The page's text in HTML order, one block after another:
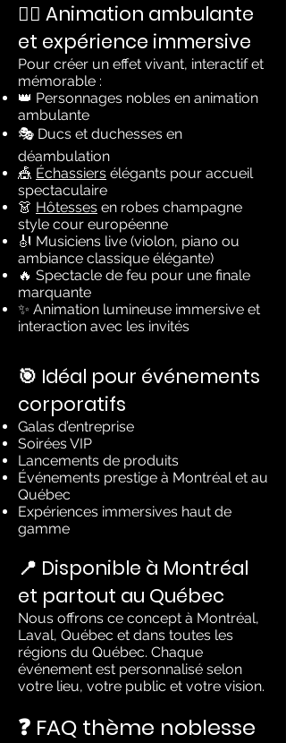
🚶‍♂️ Animation ambulante
et expérience immersive
Pour créer un effet vivant, interactif et
mémorable :
👑 Personnages nobles en animation
ambulante
🎭 Ducs et duchesses en
déambulation
🎪 Échassiers élégants pour accueil
spectaculaire
👗 Hôtesses en robes champagne
style cour européenne
🎻 Musiciens live (violon, piano ou
ambiance classique élégante)
🔥 Spectacle de feu pour une finale
marquante
✨ Animation lumineuse immersive et
interaction avec les invités
🎯 Idéal pour événements
corporatifs
Galas d’entreprise
Soirées VIP
Lancements de produits
Événements prestige à Montréal et au
Québec
Expériences immersives haut de
gamme
📍 Disponible à Montréal
et partout au Québec
Nous offrons ce concept à Montréal,
Laval, Québec et dans toutes les
régions du Québec. Chaque
événement est personnalisé selon
votre lieu, votre public et votre vision.
❓ FAQ thème noblesse